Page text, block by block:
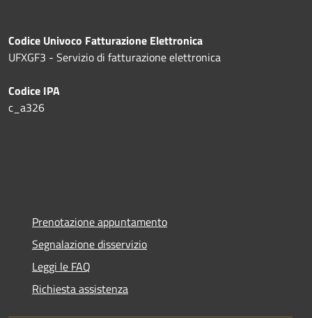
Codice Univoco Fatturazione Elettronica
UFXGF3 - Servizio di fatturazione elettronica
Codice IPA
c_a326
Prenotazione appuntamento
Segnalazione disservizio
Leggi le FAQ
Richiesta assistenza